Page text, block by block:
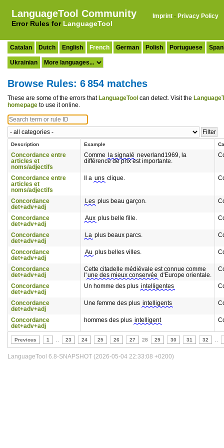
LanguageTool Community
Error Rules for LanguageTool
Imprint · Privacy Policy
Catalan Dutch English French German Polish Portuguese
Ukrainian
Browse Rules: 6 854 matches
These are some of the errors that LanguageTool can detect. Visit the
homepage to use it online.
Description Example
Concordance entre
articles et
noms/adjectifs
Comme la signalé neverland1969, la
différence de prix est importante.
Concordance entre
articles et
noms/adjectifs
Il a uns clique.
Concordance
det+adv+adj
Les plus beau garçon.
Concordance
det+adv+adj
Aux plus belle fille.
Concordance
det+adv+adj
La plus beaux parcs.
Concordance
det+adv+adj
Au plus belles villes.
Concordance
det+adv+adj
Cette citadelle médiévale est connue comme
l'une des mieux conservée d'Europe orientale.
Concordance
det+adv+adj
Un homme des plus intelligentes
Concordance
det+adv+adj
Une femme des plus intelligents
Concordance
det+adv+adj
hommes des plus intelligent
Previous 1 23 24 25 26 27 28 29 30 31 32
LanguageTool 6.8-SNAPSHOT (2026-05-04 22:33:08 +0200)